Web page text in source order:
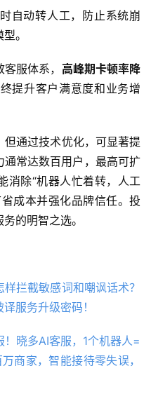
自动转人工，防止系统崩
。
服体系， 高峰期卡顿率降
提升客户满意度和业务增
通过技术优化，可显著提
常达数百用户，最高可扩
消除“机器人忙着转，人工
成本并强化品牌信任。投
的明智之选。
拦截敏感词和嘲讽话术？
服务升级密码！
晓多AI客服，1个机器人=
商家，智能接待零失误，